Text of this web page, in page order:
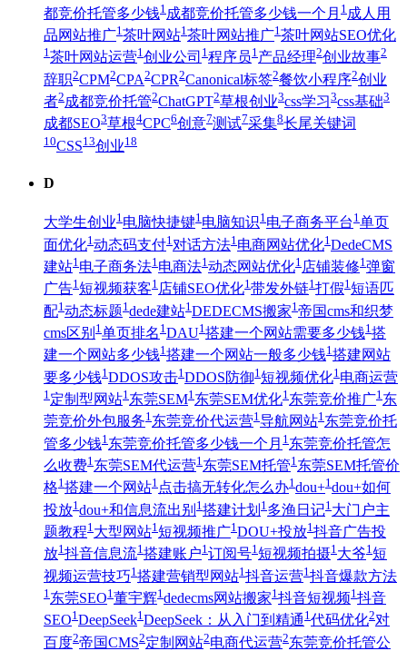
都竞价托管多少钱1 成都竞价托管多少钱一个月 1 成人用
品网站推广1 茶叶网站1 茶叶网站推广1 茶叶网站SEO优化
1 茶叶网站运营1 创业公司 1 程序员1 产品经理2创业故事2
辞职2CPM2CPA2CPR2Canonical标签2餐饮小程序2创业
者2 成都竞价托管2ChatGPT2草根创业3css学习3css基础3
成都SEO3草根4CPC6创意7测试7采集8长尾关键词
10CSS13创业18
D
大学生创业1电脑快捷键1电脑知识1电子商务平台 1单页
面优化1 动态码支付1 对话方法1 电商网站优化1 DedeCMS
建站1 电子商务法1 电商法1 动态网站优化1 店铺装修1 弹窗
广告1短视频获客1 店铺SEO优化1带发外链1打假1短语匹
配1 动态标题1 dede建站1 DEDECMS搬家1 帝国cms和织梦
cms区别 1 单页排名 1 DAU1 搭建一个网站需要多少钱1 搭
建一个网站多少钱1搭建一个网站一般多少钱1搭建网站
要多少钱1 DDOS攻击1 DDOS防御1 短视频优化1 电商运营
1 定制型网站1 东莞SEM1 东莞SEM优化1 东莞竞价推广1 东
莞竞价外包服务1 东莞竞价代运营1 导航网站1 东莞竞价托
管多少钱1 东莞竞价托管多少钱一个月 1 东莞竞价托管怎
么收费1 东莞SEM代运营1 东莞SEM托管1 东莞SEM托管价
格1 搭建一个网站1 点击搞无转化怎么办1 dou+1 dou+如何
投放1 dou+和信息流出别 1 搭建计划 1 多渔日记1 大门户主
题教程1 大型网站1 短视频推广1 DOU+投放1 抖音广告投
放1 抖音信息流1 搭建账户1 订阅号1 短视频拍摄1 大爷1 短
视频运营技巧1 搭建营销型网站1 抖音运营1 抖音爆款方法
1 东莞SEO1 董宇辉1 dedecms网站搬家1 抖音短视频1 抖音
SEO1 DeepSeek1 DeepSeek：从入门到精通 1 代码优化2对
百度2帝国CMS2定制网站2电商代运营2东莞竞价托管公